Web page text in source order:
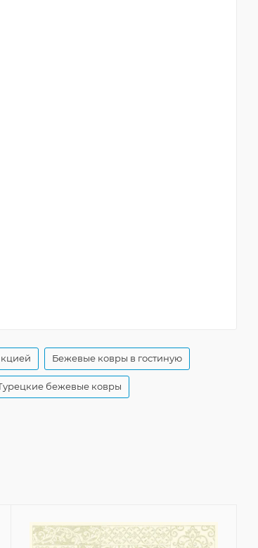
Бежевые ковры в гостиную
бежевые ковры